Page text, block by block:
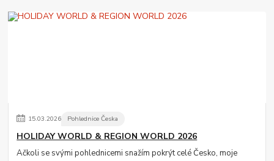
15.03.2026 Pohlednice Česka
HOLIDAY WORLD & REGION WORLD 2026
Ačkoli se svými pohlednicemi snažím pokrýt celé Česko, moje